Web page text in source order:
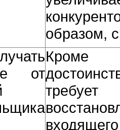
образом,
от
Кроме